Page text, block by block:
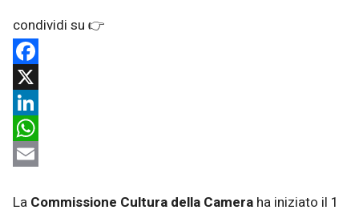
Facebook
X
LinkedIn
WhatsApp
La Commissione Cultura della Camera ha iniziato il 1